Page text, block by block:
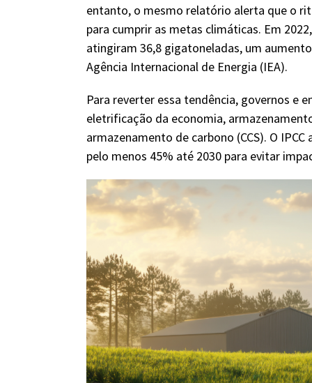
entanto, o mesmo relatório alerta que o
para cumprir as metas climáticas. Em
atingiram 36,8 gigatoneladas, um
Agência Internacional de Energia (IEA).
Para reverter essa tendência, governos e
eletrificação da economia,
armazenamento de carbono (CCS). O
pelo menos 45% até 2030 para evitar